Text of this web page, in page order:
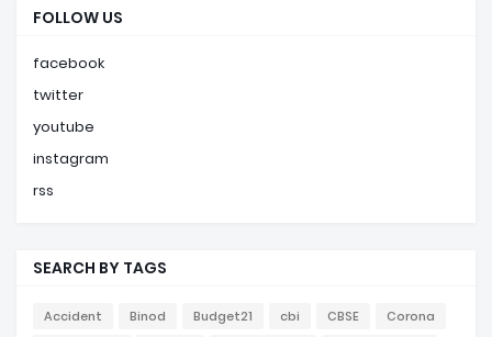
FOLLOW US
facebook
twitter
youtube
instagram
rss
SEARCH BY TAGS
Accident Binod Budget21 cbi CBSE
Corona